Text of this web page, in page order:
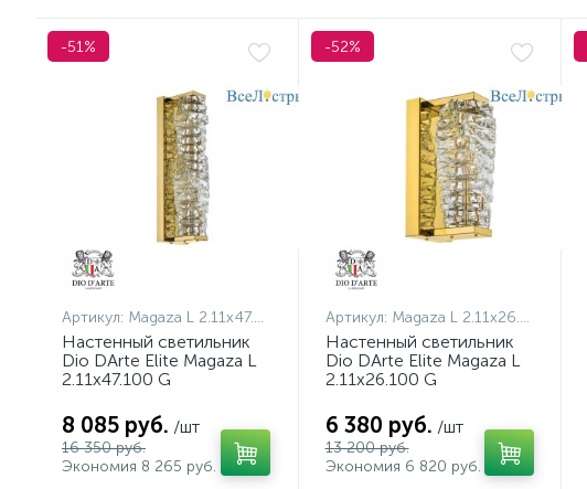
-51%
Артикул: Magaza L 2.11x47.100 G
Настенный светильник
Dio DArte Elite Magaza L
2.11x47.100 G
8 085 руб. /шт
16 350 руб.
Экономия 8 265 руб.
-52%
Артикул: Magaza L 2.11x26.100 G
Настенный светильник
Dio DArte Elite Magaza L
2.11x26.100 G
6 380 руб. /шт
13 200 руб.
Экономия 6 820 руб.